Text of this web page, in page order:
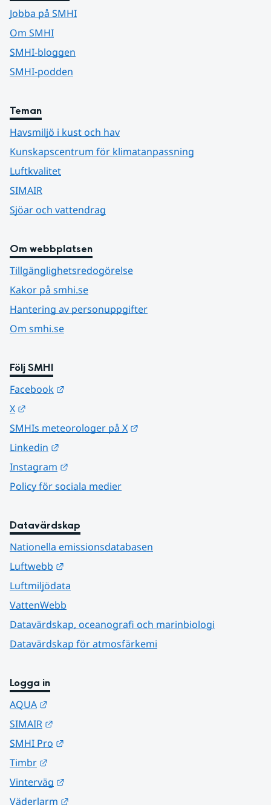
Jobba på SMHI
Om SMHI
SMHI-bloggen
SMHI-podden
Teman
Havsmiljö i kust och hav
Kunskapscentrum för klimatanpassning
Luftkvalitet
SIMAIR
Sjöar och vattendrag
Om webbplatsen
Tillgänglighetsredogörelse
Kakor på smhi.se
Hantering av personuppgifter
Om smhi.se
Följ SMHI
Facebook
X
SMHIs meteorologer på X
Linkedin
Instagram
Policy för sociala medier
Datavärdskap
Nationella emissionsdatabasen
Luftwebb
Luftmiljödata
VattenWebb
Datavärdskap, oceanografi och marinbiologi
Datavärdskap för atmosfärkemi
Logga in
AQUA
SIMAIR
SMHI Pro
Timbr
Vinterväg
Väderlarm